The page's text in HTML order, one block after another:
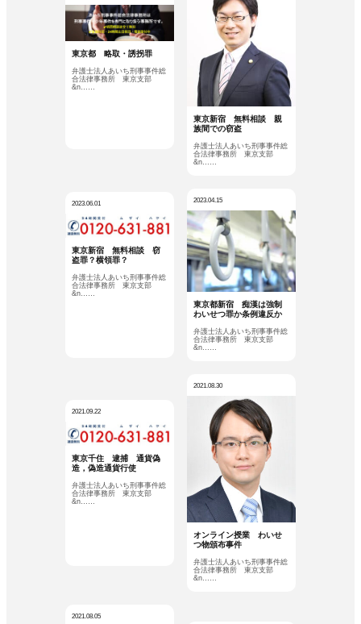
東京都 略取・誘拐罪
弁護士法人あいち刑事事件総
合法律事務所 東京支部
&n……
東京新宿 無料相談 親
族間での窃盗
弁護士法人あいち刑事事件総
合法律事務所 東京支部
&n……
2023.06.01
東京新宿 無料相談 窃
盗罪？横領罪？
弁護士法人あいち刑事事件総
合法律事務所 東京支部
&n……
2023.04.15
東京都新宿 痴漢は強制
わいせつ罪か条例違反か
弁護士法人あいち刑事事件総
合法律事務所 東京支部
&n……
2021.09.22
東京千住 逮捕 通貨偽
造，偽造通貨行使
弁護士法人あいち刑事事件総
合法律事務所 東京支部
&n……
2021.08.30
オンライン授業 わいせ
つ物頒布事件
弁護士法人あいち刑事事件総
合法律事務所 東京支部
&n……
2021.08.05